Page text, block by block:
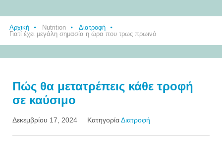
Αρχική Nutrition
Διατροφή
Γιατί έχει μεγάλη σημασία η ώρα που τρως πρωινό
Πώς θα μετατρέπεις κάθε τροφή
σε καύσιμο
Δεκεμβρίου 17, 2024 ΚατηγορίαΔιατροφή